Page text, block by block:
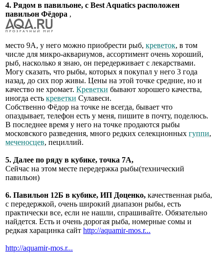
4. Рядом в павильоне, с Best Aquatics расположен
павильон Фёдора ,
место 9А, у него можно приобрести рыб, креветок, в том
числе для микро-аквариумов, ассортимент очень хороший,
рыб, насколько я знаю, он передерживает с лекарствами.
Могу сказать, что рыбы, которых я покупал у него 3 года
назад, до сих пор живы. Цены на этой точке средние, но и
качество не хромает. Креветки бывают хорошего качества,
иногда есть креветки Сулавеси.
Собственно Фёдор на точке не всегда, бывает что
опаздывает, телефон есть у меня, пишите в почту, поделюсь.
В последнее время у него на точке продаются рыбы
московского разведения, много редких селекционных гуппи,
меченосцев, пециллий.
5. Далее по ряду в кубике, точка 7А,
Сейчас на этом месте передержка рыбы(технический
павильон)
6. Павильон 12Б в кубике, ИП Доценко, качественная рыба,
с передержкой, очень широкий диапазон рыбы, есть
практически все, если не нашли, спрашивайте. Обязательно
найдется. Есть и очень дорогая рыба, номерные сомы и
редкая харацинка сайт http://aquamir-mos.r...
http://aquamir-mos.r...